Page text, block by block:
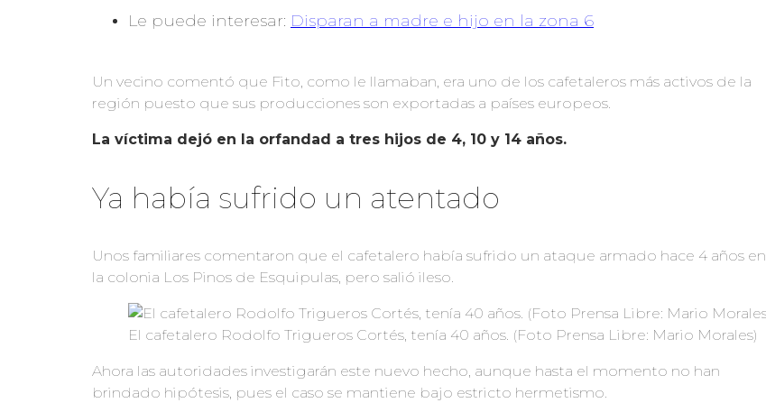
Le puede interesar: Disparan a madre e hijo en la zona 6
Un vecino comentó que Fito, como le llamaban, era uno de los cafetaleros más activos de la
región puesto que sus producciones son exportadas a países europeos.
La víctima dejó en la orfandad a tres hijos de 4, 10 y 14 años.
Ya había sufrido un atentado
Unos familiares comentaron que el cafetalero había sufrido un ataque armado hace 4 años en
la colonia Los Pinos de Esquipulas, pero salió ileso.
El cafetalero Rodolfo Trigueros Cortés, tenía 40 años. (Foto Prensa Libre: Mario Morales)
Ahora las autoridades investigarán este nuevo hecho, aunque hasta el momento no han
brindado hipótesis, pues el caso se mantiene bajo estricto hermetismo.